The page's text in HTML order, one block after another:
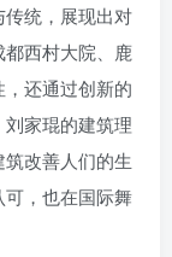
统，展现出对
西村大院、鹿
还通过创新的
家琨的建筑理
改善人们的生
，也在国际舞